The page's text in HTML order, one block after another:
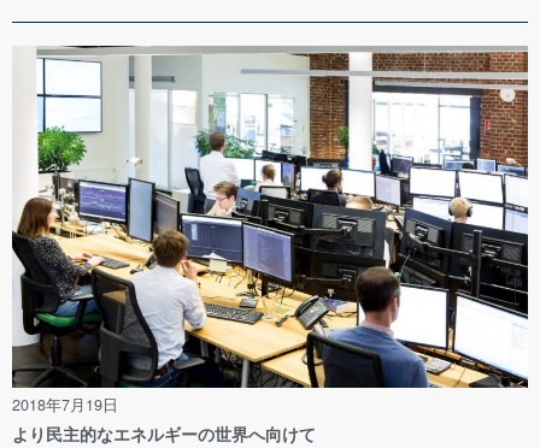
2018年7月19日
より民主的なエネルギーの世界へ向けて